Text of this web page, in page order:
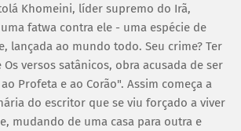
Khomeini, líder supremo do Irã,
fatwa contra ele - uma espécie de
lançada ao mundo todo. Seu crime? Ter
versos satânicos, obra acusada de ser
Profeta e ao Corão". Assim começa a
do escritor que se viu forçado a viver
mudando de uma casa para outra e